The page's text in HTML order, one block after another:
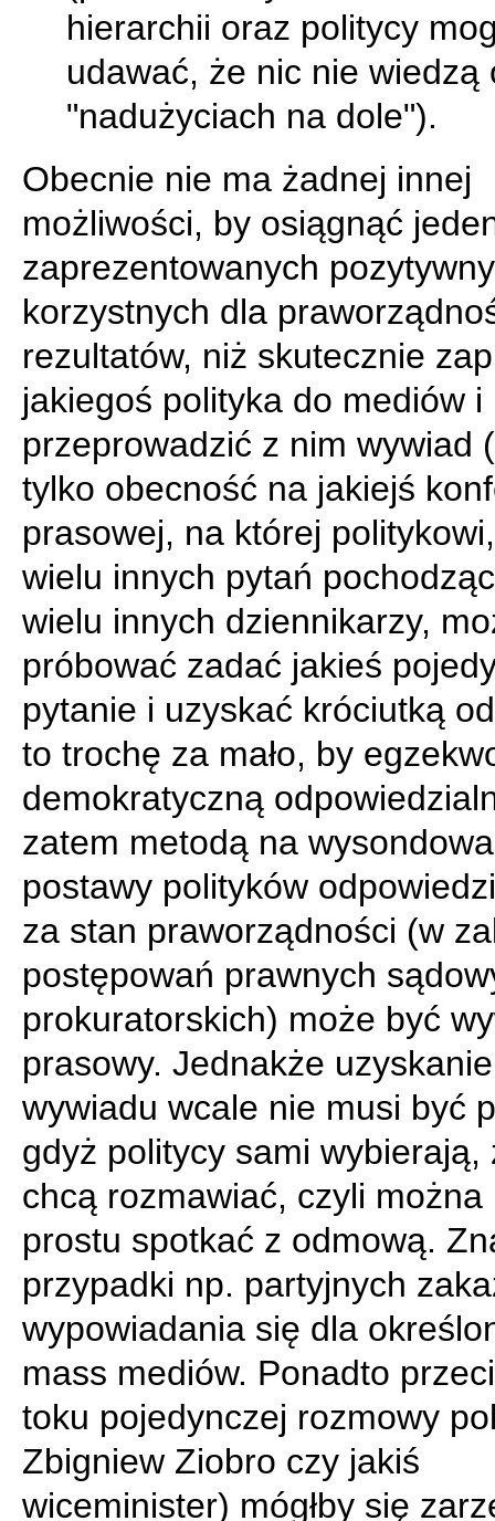
hierarchii oraz politycy
udawać, że nic nie wiedzą
"nadużyciach na dole").
Obecnie nie ma żadnej innej
możliwości, by osiągnąć
zaprezentowanych
korzystnych dla
rezultatów, niż skutecznie
jakiegoś polityka do mediów i
przeprowadzić z nim wywiad
tylko obecność na jakiejś
prasowej, na której
wielu innych pytań
wielu innych dziennikarzy,
próbować zadać jakieś
pytanie i uzyskać króciutką
to trochę za mało, by
demokratyczną
zatem metodą na
postawy polityków
za stan praworządności (w
postępowań prawnych
prokuratorskich) może być
prasowy. Jednakże
wywiadu wcale nie musi być
gdyż politycy sami wybierają,
chcą rozmawiać, czyli można
prostu spotkać z odmową.
przypadki np. partyjnych
wypowiadania się dla
mass mediów. Ponadto
toku pojedynczej rozmowy
Zbigniew Ziobro czy jakiś
wiceminister) mógłby się